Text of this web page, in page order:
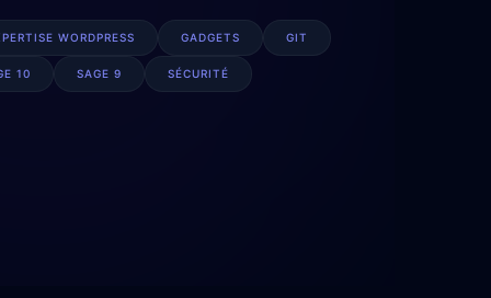
WORDPRESS GADGETS GIT
10 SAGE 9 SÉCURITÉ